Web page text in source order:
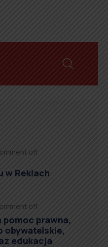
off
w Reklach
off
pomoc prawna,
obywatelskie,
edukacja